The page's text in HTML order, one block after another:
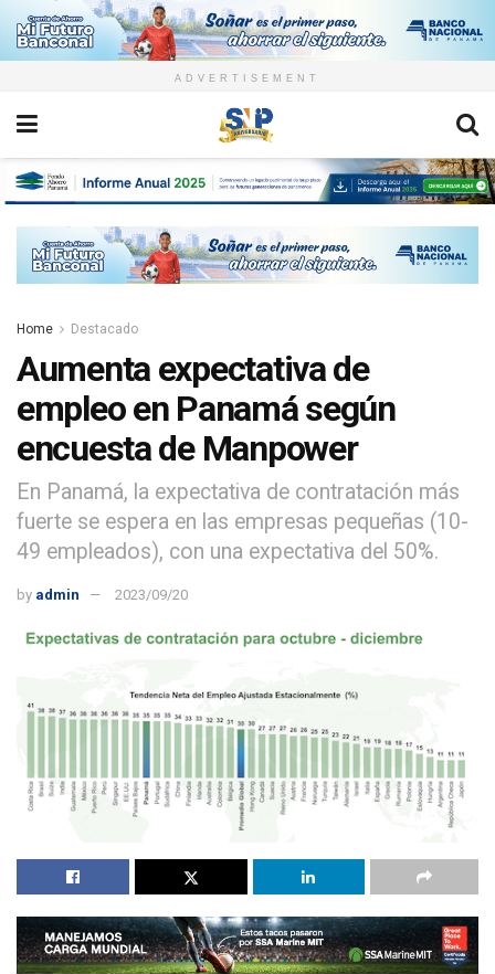
ADVERTISEMENT
Home Destacado
Aumenta expectativa de
empleo en Panamá según
encuesta de Manpower
En Panamá, la expectativa de contratación más
fuerte se espera en las empresas pequeñas (10-
49 empleados), con una expectativa del 50%.
by admin 2023/09/20